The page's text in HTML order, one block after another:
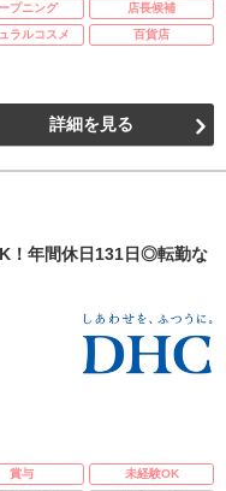
プニング
店長候補
ラルコスメ 百貨店
詳細を見る
！年間休日131日◎転勤な
賞与
未経験OK